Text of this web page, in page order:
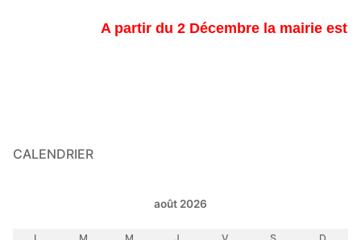
A partir du 2 Décembre la mairie est
CALENDRIER
août 2026